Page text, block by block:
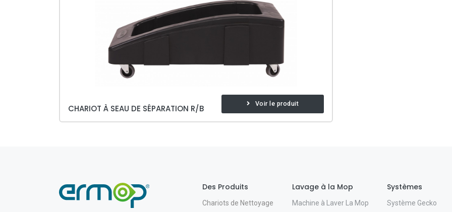
CHARIOT À SEAU DE SÉPARATION R/B Voir le produit
Des Produits
Chariots de Nettoyage
Lavage à la Mop
Machine à Laver La Mop
Systèmes
Système Gecko